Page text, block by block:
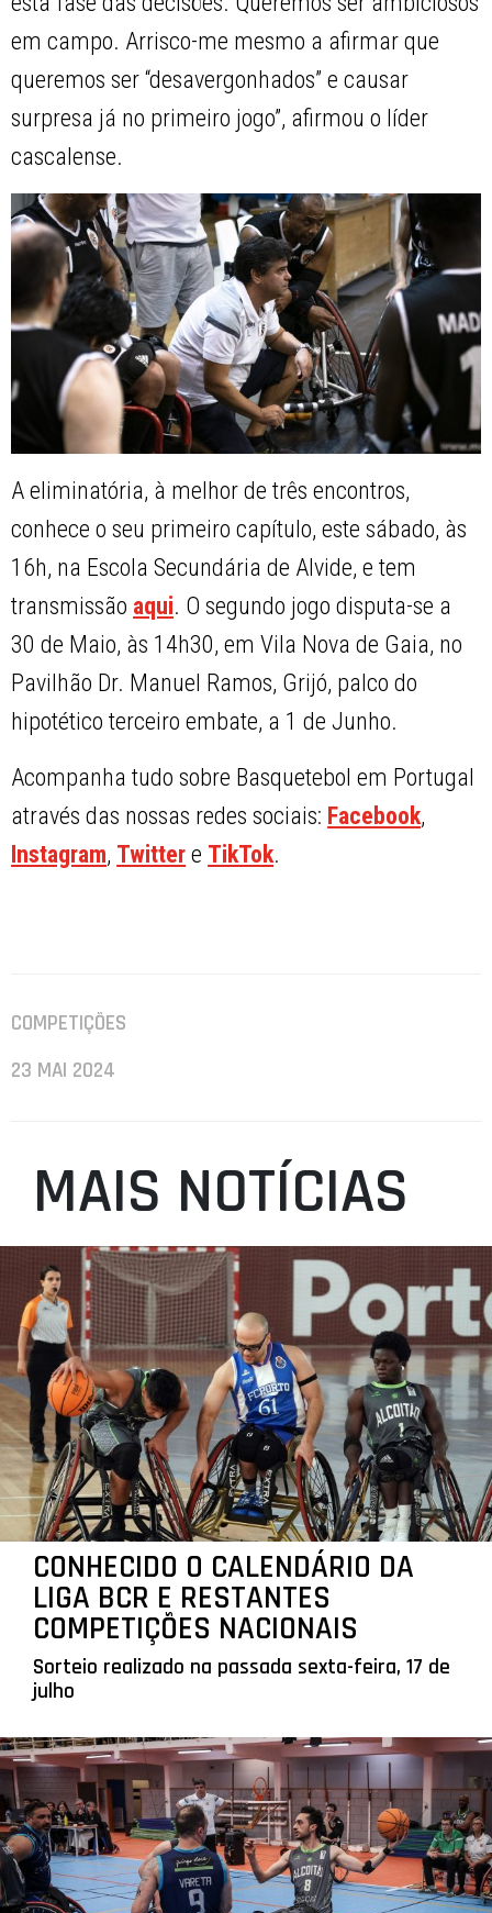
em campo. Arrisco-me mesmo a afirmar que
queremos ser “desavergonhados” e causar
surpresa já no primeiro jogo”, afirmou o líder
cascalense.
A eliminatória, à melhor de três encontros,
conhece o seu primeiro capítulo, este sábado, às
16h, na Escola Secundária de Alvide, e tem
transmissão aqui. O segundo jogo disputa-se a
30 de Maio, às 14h30, em Vila Nova de Gaia, no
Pavilhão Dr. Manuel Ramos, Grijó, palco do
hipotético terceiro embate, a 1 de Junho.
Acompanha tudo sobre Basquetebol em Portugal
através das nossas redes sociais: Facebook,
Instagram, Twitter e TikTok.
COMPETIÇÕES
23 MAI 2024
MAIS NOTÍCIAS
CONHECIDO O CALENDÁRIO DA
LIGA BCR E RESTANTES
COMPETIÇÕES NACIONAIS
Sorteio realizado na passada sexta-feira, 17 de
julho